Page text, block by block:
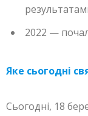
2022 —
Яке сьогодні
Сьогодні, 18